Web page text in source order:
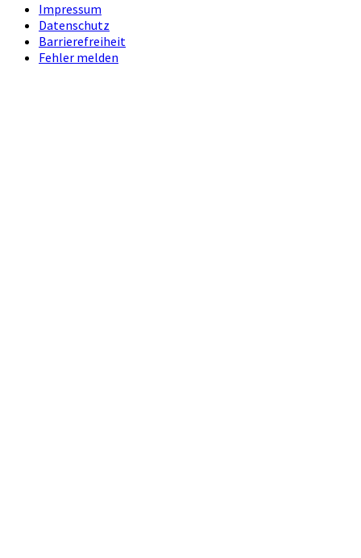
Impressum
Datenschutz
Barrierefreiheit
Fehler melden